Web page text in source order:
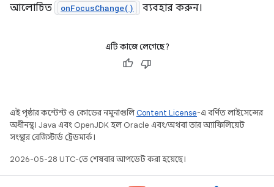
আলোচিত
onFocusChange() ব্যবহার করুন।
এটি কাজে লেগেছে?
এই পৃষ্ঠার কন্টেন্ট ও কোডের নমুনাগুলিContent License-এ বর্ণিত লাইসেন্সের
অধীনস্থ। Java এবং OpenJDK হল Oracle এবং/অথবা তার অ্যাফিলিয়েট
সংস্থার রেজিস্টার্ড ট্রেডমার্ক।
2026-05-28 UTC-তে শেষবার আপডেট করা হয়েছে।